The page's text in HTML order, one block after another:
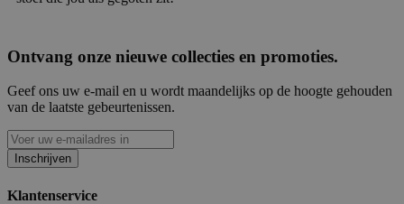
Ontvang onze nieuwe collecties en promoties.
Geef ons uw e-mail en u wordt maandelijks op de hoogte gehouden
van de laatste gebeurtenissen.
Inschrijven
Klantenservice